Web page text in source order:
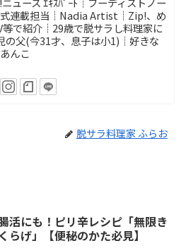
式連載担当┊Nadia Artist┊Zip!、め
等で紹介┊29歳で脱サラし料理家に
の父(今31才、息子は小1)┊好きな
んこ
脱サラ料理家 ふらお
活にも！ピリ辛レシピ「無限き
くらげ」【便秘のかた必見】